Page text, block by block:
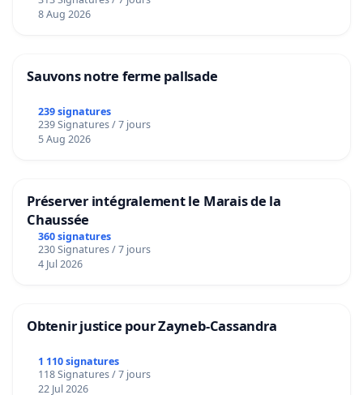
8 Aug 2026
Sauvons notre ferme pallsade
239 signatures
239 Signatures / 7 jours
5 Aug 2026
Préserver intégralement le Marais de la
Chaussée
360 signatures
230 Signatures / 7 jours
4 Jul 2026
Obtenir justice pour Zayneb-Cassandra
1 110 signatures
118 Signatures / 7 jours
22 Jul 2026